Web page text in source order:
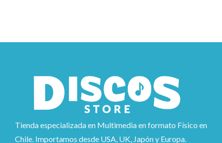
Tienda especializada en Multimedia en formato Físico en
Chile. Importamos desde USA, UK, Japón y Europa.